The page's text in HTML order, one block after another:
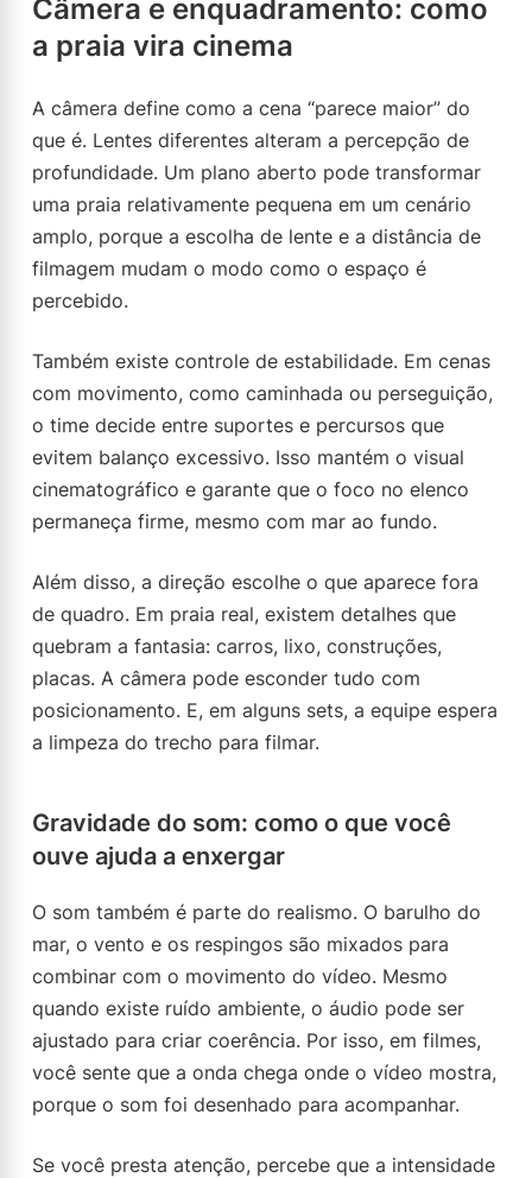
Câmera e enquadramento: como
a praia vira cinema
A câmera define como a cena “parece maior” do
que é. Lentes diferentes alteram a percepção de
profundidade. Um plano aberto pode transformar
uma praia relativamente pequena em um cenário
amplo, porque a escolha de lente e a distância de
filmagem mudam o modo como o espaço é
percebido.
Também existe controle de estabilidade. Em cenas
com movimento, como caminhada ou perseguição,
o time decide entre suportes e percursos que
evitem balanço excessivo. Isso mantém o visual
cinematográfico e garante que o foco no elenco
permaneça firme, mesmo com mar ao fundo.
Além disso, a direção escolhe o que aparece fora
de quadro. Em praia real, existem detalhes que
quebram a fantasia: carros, lixo, construções,
placas. A câmera pode esconder tudo com
posicionamento. E, em alguns sets, a equipe espera
a limpeza do trecho para filmar.
Gravidade do som: como o que você
ouve ajuda a enxergar
O som também é parte do realismo. O barulho do
mar, o vento e os respingos são mixados para
combinar com o movimento do vídeo. Mesmo
quando existe ruído ambiente, o áudio pode ser
ajustado para criar coerência. Por isso, em filmes,
você sente que a onda chega onde o vídeo mostra,
porque o som foi desenhado para acompanhar.
Se você presta atenção, percebe que a intensidade